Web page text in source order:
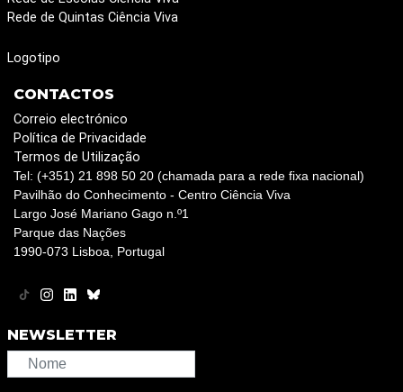
Rede de Quintas Ciência Viva
Logotipo
CONTACTOS
Correio electrónico
Política de Privacidade
Termos de Utilização
Tel: (+351) 21 898 50 20 (chamada para a rede fixa nacional)
Pavilhão do Conhecimento - Centro Ciência Viva
Largo José Mariano Gago n.º1
Parque das Nações
1990-073 Lisboa, Portugal
NEWSLETTER